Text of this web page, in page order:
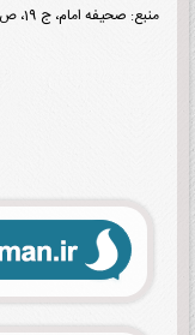
امام، ج 19، ص 439.